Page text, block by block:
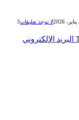
لا توجد تعليقات3
البريد الإلكتروني